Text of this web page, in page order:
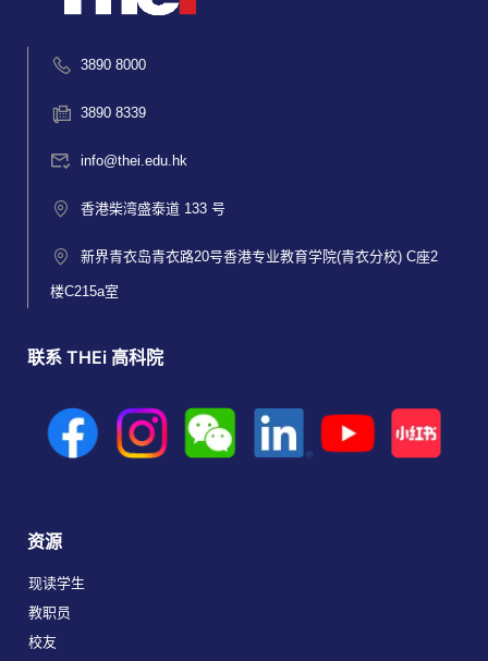
3890 8000
3890 8339
info@thei.edu.hk
香港柴湾盛泰道 133 号
新界青衣岛青衣路20号香港专业教育学院(青衣分校) C座2
楼C215a室
联系 THEi 高科院
资源
现读学生
教职员
校友